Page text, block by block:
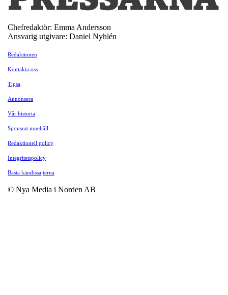
Chefredaktör: Emma Andersson
Ansvarig utgivare: Daniel Nyhlén
Redaktionen
Kontakta oss
Tipsa
Annonsera
Vår historia
Sponsrat innehåll
Redaktionell policy
Integritetspolicy
Bästa kändissajterna
© Nya Media i Norden AB